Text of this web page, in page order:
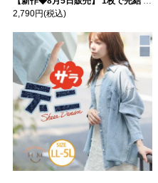
2,790円(税込)